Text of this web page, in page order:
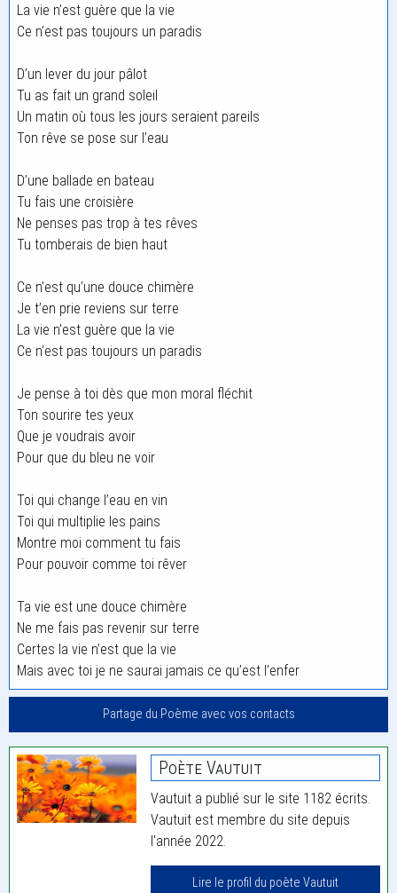
La vie n’est guère que la vie
Ce n’est pas toujours un paradis
D’un lever du jour pâlot
Tu as fait un grand soleil
Un matin où tous les jours seraient pareils
Ton rêve se pose sur l’eau
D’une ballade en bateau
Tu fais une croisière
Ne penses pas trop à tes rêves
Tu tomberais de bien haut
Ce n’est qu’une douce chimère
Je t’en prie reviens sur terre
La vie n’est guère que la vie
Ce n’est pas toujours un paradis
Je pense à toi dès que mon moral fléchit
Ton sourire tes yeux
Que je voudrais avoir
Pour que du bleu ne voir
Toi qui change l’eau en vin
Toi qui multiplie les pains
Montre moi comment tu fais
Pour pouvoir comme toi rêver
Ta vie est une douce chimère
Ne me fais pas revenir sur terre
Certes la vie n’est que la vie
Mais avec toi je ne saurai jamais ce qu’est l’enfer
Partage du Poème avec vos contacts
Poète Vautuit
Vautuit a publié sur le site 1182 écrits.
Vautuit est membre du site depuis
l'année 2022.
Lire le profil du poète Vautuit